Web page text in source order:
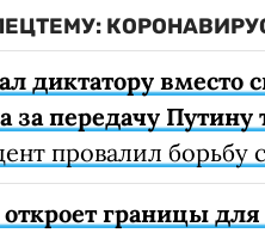
диктатору вместо
за передачу Путину
провалил борьбу
границы